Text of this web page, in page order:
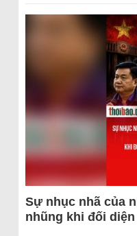
Sự nhục nhã của
nhũng khi đối